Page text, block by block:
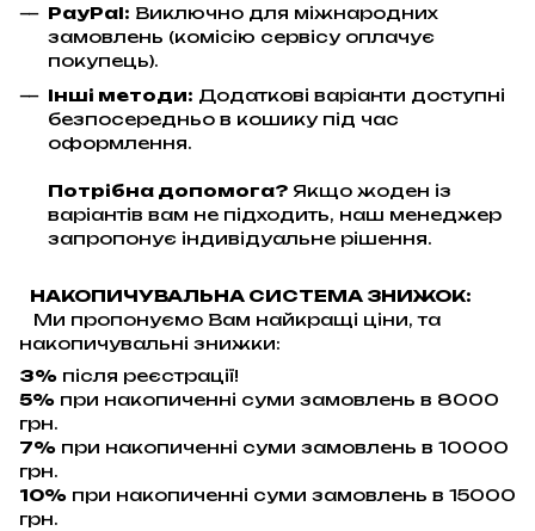
PayPal: Виключно для міжнародних
замовлень (комісію сервісу оплачує
покупець).
Інші методи: Додаткові варіанти доступні
безпосередньо в кошику під час
оформлення.
Потрібна допомога? Якщо жоден із
варіантів вам не підходить, наш менеджер
запропонує індивідуальне рішення.
НАКОПИЧУВАЛЬНА СИСТЕМА ЗНИЖОК:
Ми пропонуємо Вам найкращі ціни, та
накопичувальні знижки:
3% після реєстрації!
5% при накопиченні суми замовлень в 8000
грн.
7% при накопиченні суми замовлень в 10000
грн.
10% при накопиченні суми замовлень в 15000
грн.